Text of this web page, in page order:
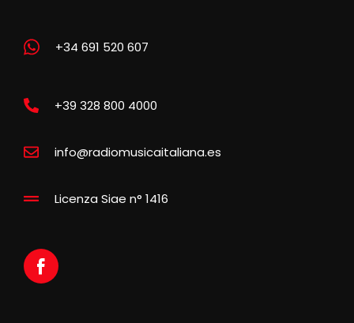
+34 691 520 607
+39 328 800 4000
info@radiomusicaitaliana.es
Licenza Siae n° 1416